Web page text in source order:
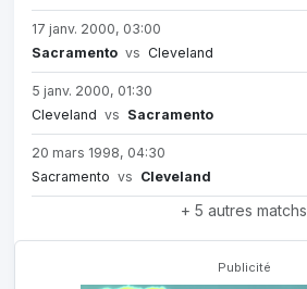
17 janv. 2000, 03:00
Sacramento vs Cleveland
5 janv. 2000, 01:30
Cleveland vs Sacramento
20 mars 1998, 04:30
Sacramento vs Cleveland
+ 5 autres matchs
Publicité